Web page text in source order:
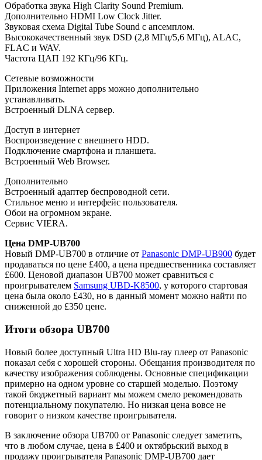
Обработка звука High Clarity Sound Premium.
Дополнительно HDMI Low Clock Jitter.
Звуковая схема Digital Tube Sound с апсемплом.
Высококачественный звук DSD (2,8 МГц/5,6 МГц), ALAC,
FLAC и WAV.
Частота ЦАП 192 КГц/96 КГц.
Сетевые возможности
Приложения Internet apps можно дополнительно
устанавливать.
Встроенный DLNA сервер.
Доступ в интернет
Воспроизведение с внешнего HDD.
Подключение смартфона и планшета.
Встроенный Web Browser.
Дополнительно
Встроенный адаптер беспроводной сети.
Стильное меню и интерфейс пользователя.
Обои на огромном экране.
Сервис VIERA.
Цена DMP-UB700
Новый DMP-UB700 в отличие от Panasonic DMP-UB900 будет
продаваться по цене £400, а цена предшественника составляет
£600. Ценовой диапазон UB700 может сравниться с
проигрывателем Samsung UBD-K8500, у которого стартовая
цена была около £430, но в данный момент можно найти по
сниженной до £350 цене.
Итоги обзора UB700
Новый более доступный Ultra HD Blu-ray плеер от Panasonic
показал себя с хорошей стороны. Обещания производителя по
качеству изображения соблюдены. Основные спецификации
примерно на одном уровне со старшей моделью. Поэтому
такой бюджетный вариант мы можем смело рекомендовать
потенциальному покупателю. Но низкая цена вовсе не
говорит о низком качестве проигрывателя.
В заключение обзора UB700 от Panasonic следует заметить,
что в любом случае, цена в £400 и октябрьский выход в
продажу проигрывателя Panasonic DMP-UB700 дает